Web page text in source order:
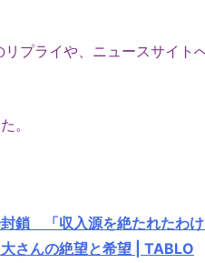
プライや、ニュースサイト
。
鎖 「収入源を絶たれたわ
さんの絶望と希望 | TABLO